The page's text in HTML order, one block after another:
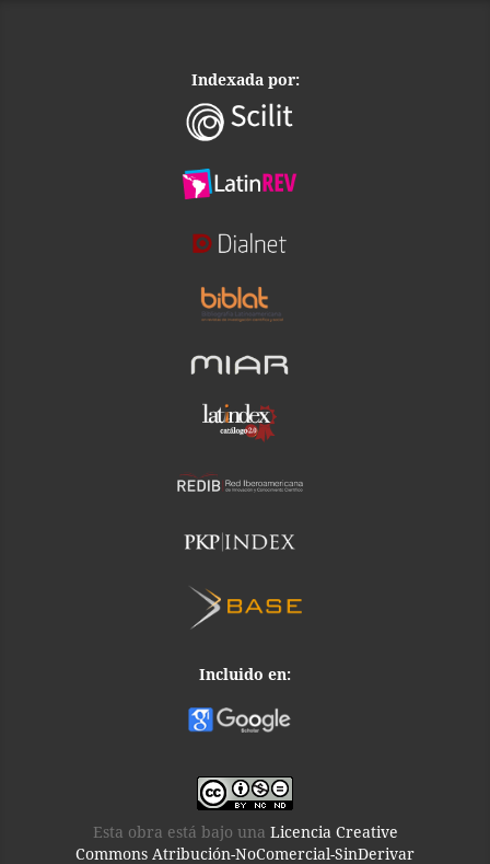
Indexada por:
Incluido en:
Esta obra está bajo una Licencia Creative
Commons Atribución-NoComercial-SinDerivar